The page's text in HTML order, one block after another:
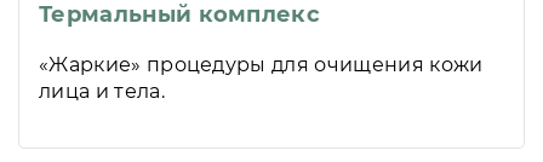
Термальный комплекс
«Жаркие» процедуры для очищения кожи
лица и тела.